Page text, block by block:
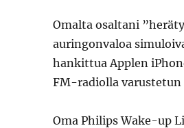
Omalta osaltani
auringonvaloa
hankittua Applen
FM-radiolla varustetun
Oma Philips Wake-up